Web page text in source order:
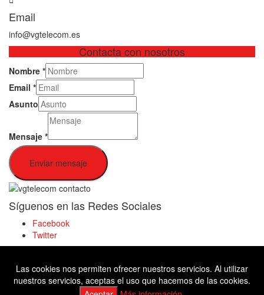
Email
info@vgtelecom.es
Contacta con nosotros
Nombre *
Email *
Asunto
Mensaje *
Enviar mensaje
Síguenos en las Redes Sociales
Facebook
Twitter
Facebook
Las cookies nos permiten ofrecer nuestros servicios. Al utilizar
nuestros servicios, aceptas el uso que hacemos de las cookies.